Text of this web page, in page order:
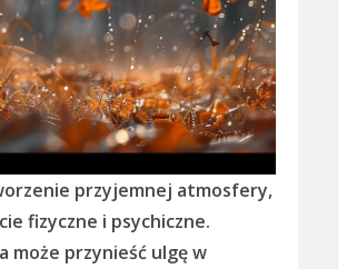
przyjemnej atmosfery,
fizyczne i psychiczne.
może przynieść ulgę w